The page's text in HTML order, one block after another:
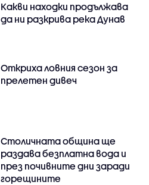
Какви находки продължава
да ни разкрива река Дунав
Откриха ловния сезон за
прелетен дивеч
Столичната община ще
раздава безплатна вода и
през почивните дни заради
горещините